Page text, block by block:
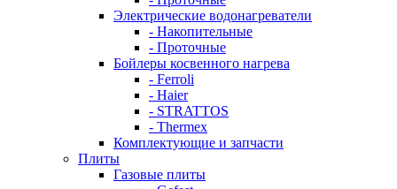
Электрические водонагреватели
- Накопительные
- Проточные
Бойлеры косвенного нагрева
- Ferroli
- Haier
- STRATTOS
- Thermex
Комплектующие и запчасти
Плиты
Газовые плиты